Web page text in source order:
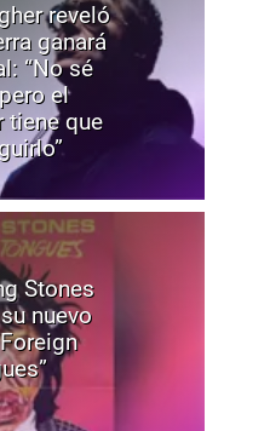
reveló
ganará
“No sé
el
tiene que
Stones
nuevo